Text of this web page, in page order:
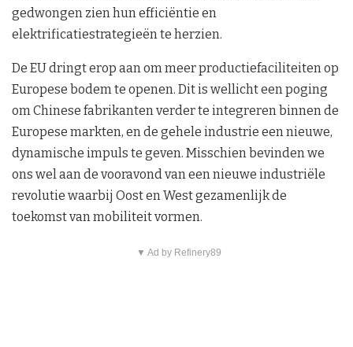
gedwongen zien hun efficiëntie en
elektrificatiestrategieën te herzien.
De EU dringt erop aan om meer productiefaciliteiten op
Europese bodem te openen. Dit is wellicht een poging
om Chinese fabrikanten verder te integreren binnen de
Europese markten, en de gehele industrie een nieuwe,
dynamische impuls te geven. Misschien bevinden we
ons wel aan de vooravond van een nieuwe industriële
revolutie waarbij Oost en West gezamenlijk de
toekomst van mobiliteit vormen.
▼ Ad by Refinery89